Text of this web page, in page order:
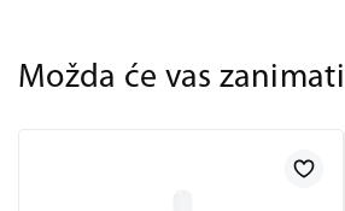
Možda će vas zanimati